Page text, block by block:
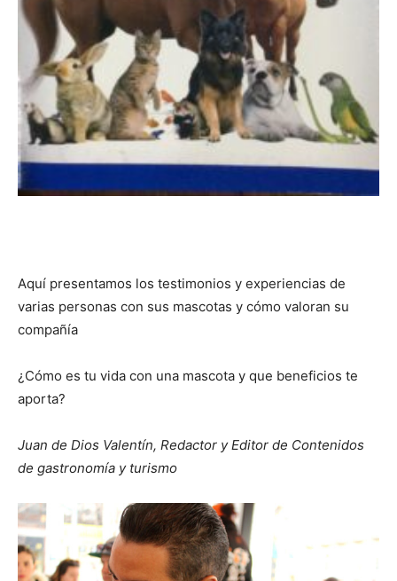
Aquí presentamos los testimonios y experiencias de
varias personas con sus mascotas y cómo valoran su
compañía
¿Cómo es tu vida con una mascota y que beneficios te
aporta?
Juan de Dios Valentín, Redactor y Editor de Contenidos
de gastronomía y turismo